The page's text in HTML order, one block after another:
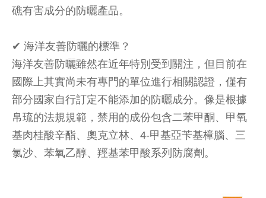
礁有害成分的防曬產品。
✔︎ 海洋友善防曬的標準？
海洋友善防曬雖然在近年特別受到關注，但目前在
國際上其實尚未有專門的單位進行相關認證，僅有
部分國家自行訂定不能添加的防曬成分。像是根據
帛琉的法規規範，禁用的成份包含二苯甲酮、甲氧
基肉桂酸辛酯、奧克立林、4-甲基亞苄基樟腦、三
氯沙、苯氧乙醇、羥基苯甲酸系列防腐劑。